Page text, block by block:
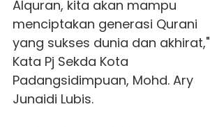
Alquran, kita akan mampu
menciptakan generasi Qurani
yang sukses dunia dan akhirat,"
Kata Pj Sekda Kota
Padangsidimpuan, Mohd. Ary
Junaidi Lubis.